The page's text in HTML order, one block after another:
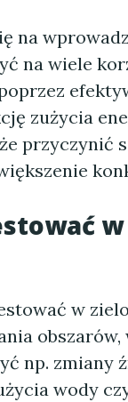
na
na wiele
zużycia
przyczynić
w
np. zmiany
wody